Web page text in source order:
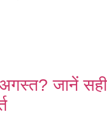
जानें सही